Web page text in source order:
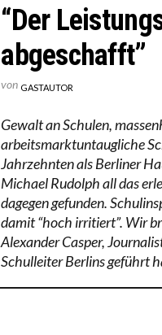
“Der
abgeschafft”
von GASTAUTOR
Gewalt an Schulen,
arbeitsmarktuntaugliche
Jahrzehnten als Berliner
Michael Rudolph all das
dagegen gefunden.
damit “hoch irritiert”. Wir
Alexander Casper,
Schulleiter Berlins geführt